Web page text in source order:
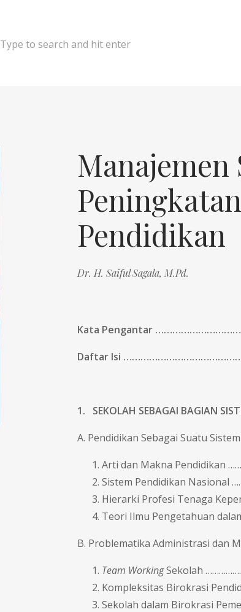
Type to search and hit enter
Pendidikan
Dr. H. Saiful Sagala, M.Pd.
Kata Pengantar
Daftar Isi
1. SEKOLAH SEBAGAI BAGIAN
A. Pendidikan Sebagai Suatu
Arti dan Makna Pendidikan
Sistem Pendidikan Nasional
Hierarki Profesi Tenaga
Teori Ilmu Pengetahuan
B. Problematika Administrasi dan
Team WorkingSekolah
Kompleksitas Birokrasi
Sekolah dalam Birokrasi